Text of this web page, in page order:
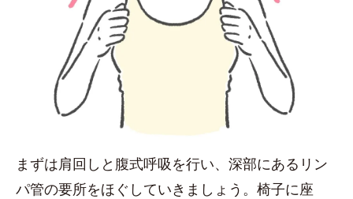
まずは肩回しと腹式呼吸を行い、深部にあるリン
パ管の要所をほぐしていきましょう。椅子に座